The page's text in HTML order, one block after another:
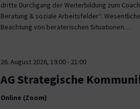
dritte Durchgang der Weiterbildung zum
Beratung & soziale Arbeitsfelder“.
Beachtung von beraterischen Situationen…
26. August 2026, 19:00- 21:00
AG Strategische
Online (Zoom)